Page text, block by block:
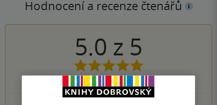
Hodnocení a recenze čtenářů
5.0 z 5